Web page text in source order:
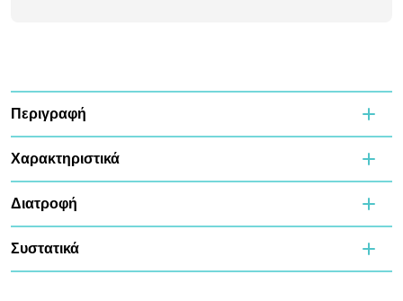
Περιγραφή
Χαρακτηριστικά
Διατροφή
Συστατικά